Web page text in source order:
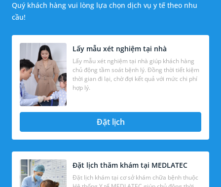
Quý khách hàng vui lòng lựa chọn dịch vụ y tế theo nhu
cầu!
Lấy mẫu xét nghiệm tại nhà
Lấy mẫu xét nghiệm tại nhà giúp khách hàng
chủ động tầm soát bệnh lý. Đồng thời tiết kiệm
thời gian đi lại, chờ đợi kết quả với mức chi phí
hợp lý.
Đặt lịch
Đặt lịch thăm khám tại MEDLATEC
Đặt lịch khám tại cơ sở khám chữa bệnh thuộc